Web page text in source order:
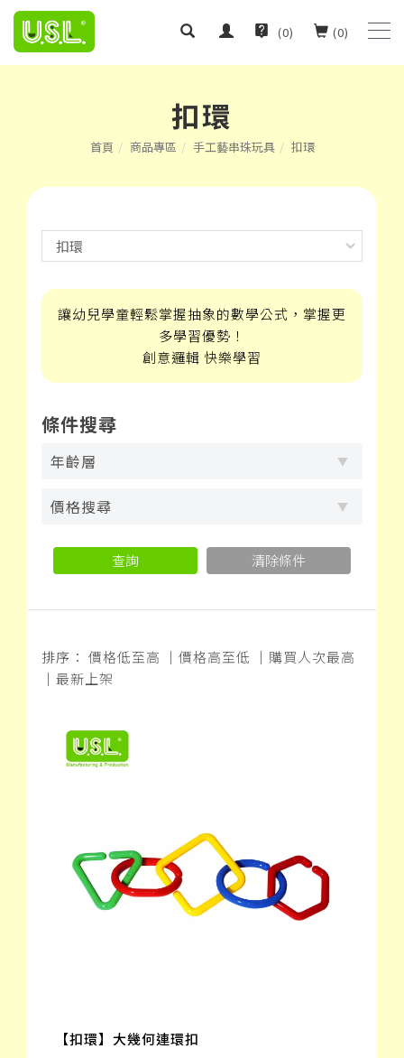
(0)
(0)
扣環
首頁 商品專區 手工藝串珠玩具 扣環
讓幼兒學童輕鬆掌握抽象的數學公式，掌握更
多學習優勢！
創意邏輯 快樂學習
條件搜尋
年齡層
價格搜尋
查詢 清除條件
排序： 價格低至高 ｜ 價格高至低 ｜ 購買人次最高
｜ 最新上架
【扣環】大幾何連環扣